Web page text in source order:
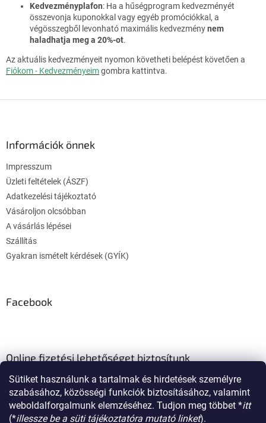
Sütiket használunk a tartalmak és hirdetések személyre
szabásához, közösségi funkciók biztosításához, valamint
weboldalforgalmunk elemzéséhez. Tudjon meg többet *itt
(*illessze be a süti tájékoztatóra mutató linket).
Kedvezményplafon: Ha a hűségprogram kedvezményét
összevonja kuponokkal vagy egyéb promóciókkal, a
végösszegből levonható maximális kedvezménynem
haladhatja meg a 20%-ot.
Az aktuális kedvezményeit nyomon követheti belépést követően a
Fiókom - Kedvezményeimgombra kattintva.
Információk önnek
Impresszum
Üzleti feltételek (ÁSZF)
Adatkezelési tájékoztató
Vásároljon olcsóbban
A vásárlás lépései
Szállítás
Gyakran ismételt kérdések (GYÍK)
Facebook
Online fizetési lehetőséget biztosítunk